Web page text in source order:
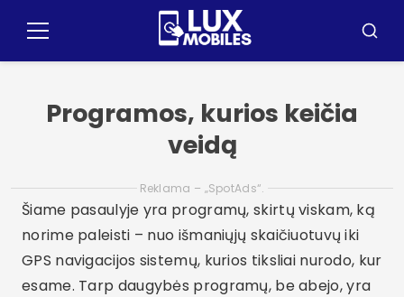
Meniu
Programos, kurios keičia
veidą
Reklama – „SpotAds“.
Šiame pasaulyje yra programų, skirtų viskam, ką
norime paleisti – nuo išmaniųjų skaičiuotuvų iki
GPS navigacijos sistemų, kurios tiksliai nurodo, kur
esame. Tarp daugybės programų, be abejo, yra